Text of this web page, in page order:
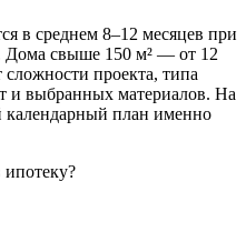
в среднем 8–12 месяцев при
Дома свыше 150 м² — от 12
сложности проекта, типа
и выбранных материалов. На
календарный план именно